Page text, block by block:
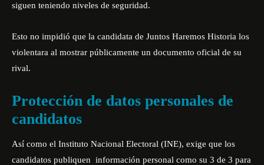
siguen teniendo niveles de seguridad.
Esto no impidió que la candidata de Juntos Haremos Historia los
violentara al mostrar públicamente un documento oficial de su
rival.
Protección de datos personales de
candidatos
Así como el Instituto Nacional Electoral (INE), exige que los
candidatos publiquen información personal como su 3 de 3 para